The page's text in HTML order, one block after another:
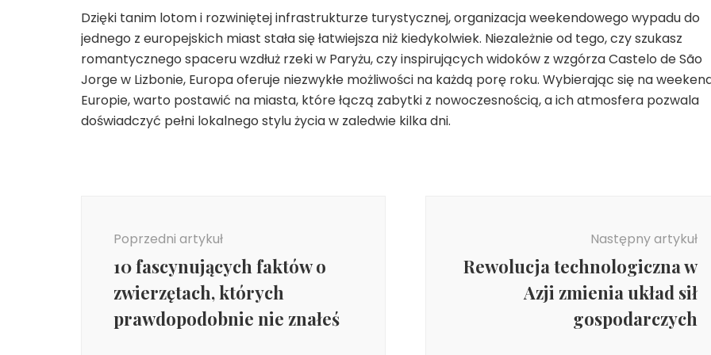
Dzięki tanim lotom i rozwiniętej infrastrukturze turystycznej, organizacja weekendowego wypadu do
jednego z europejskich miast stała się łatwiejsza niż kiedykolwiek. Niezależnie od tego, czy szukasz
romantycznego spaceru wzdłuż rzeki w Paryżu, czy inspirujących widoków z wzgórza Castelo de São
Jorge w Lizbonie, Europa oferuje niezwykłe możliwości na każdą porę roku. Wybierając się na
Europie, warto postawić na miasta, które łączą zabytki z nowoczesnością, a ich atmosfera pozwala
doświadczyć pełni lokalnego stylu życia w zaledwie kilka dni.
Poprzedni artykuł
10 fascynujących faktów o
zwierzętach, których
prawdopodobnie nie znałeś
Następny artykuł
Rewolucja technologiczna w
Azji zmienia układ sił
gospodarczych